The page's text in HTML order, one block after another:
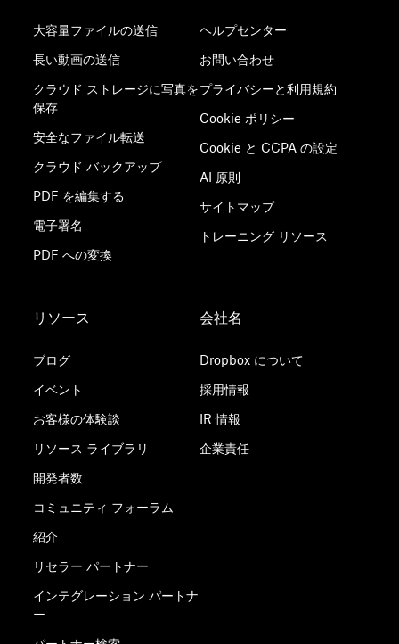
大容量ファイルの送信
長い動画の送信
クラウド ストレージに写真を
保存
安全なファイル転送
クラウド バックアップ
PDF を編集する
電子署名
PDF への変換
ヘルプセンター
お問い合わせ
プライバシーと利用規約
Cookie ポリシー
Cookie と CCPA の設定
AI 原則
サイトマップ
トレーニング リソース
リソース
ブログ
イベント
お客様の体験談
リソース ライブラリ
開発者数
コミュニティ フォーラム
紹介
リセラー パートナー
インテグレーション パートナ
ー
会社名
Dropbox について
採用情報
IR 情報
企業責任